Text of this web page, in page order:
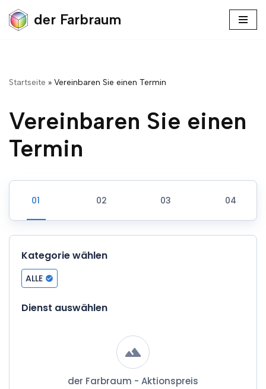
Zum
der Farbraum
Startseite » Vereinbaren Sie einen Termin
Vereinbaren Sie einen
Termin
Kategorie wählen
ALLE
Dienst auswählen
der Farbraum - Aktionspreis